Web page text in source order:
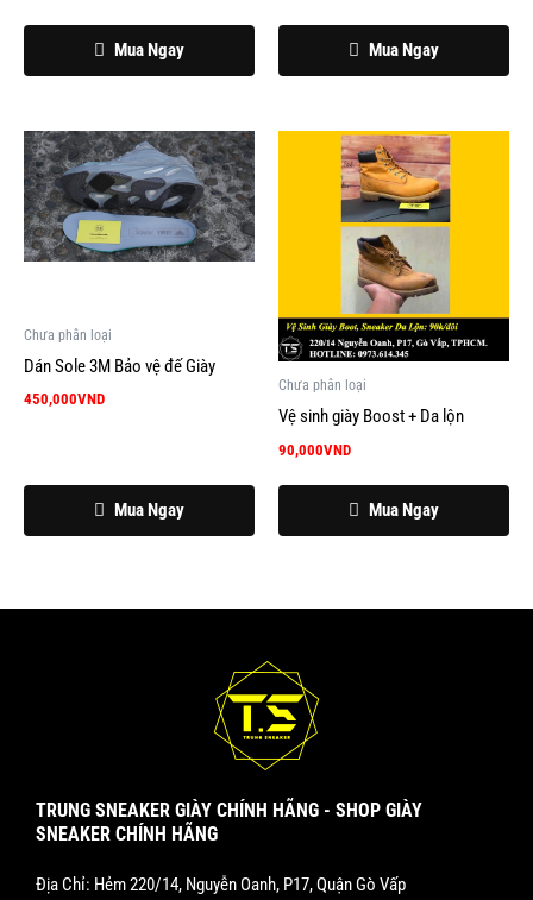
Mua Ngay Mua Ngay
Chưa phân loại
Dán Sole 3M Bảo vệ đế Giày
450,000VND
Mua Ngay
Chưa phân loại
Vệ sinh giày Boost + Da lộn
90,000VND
Mua Ngay
TRUNG SNEAKER GIÀY CHÍNH HÃNG - SHOP GIÀY
SNEAKER CHÍNH HÃNG
Địa Chỉ: Hẻm 220/14, Nguyễn Oanh, P17, Quận Gò Vấp